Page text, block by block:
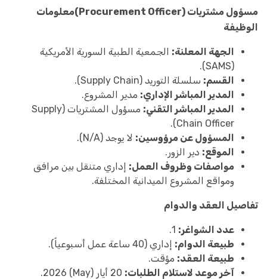
مسؤول مشتريات (Procurement Officer)
معلومات
الوظيفة
الجهة المعلنة: الجمعية الطبية السورية الأمريكية
(SAMS).
القسم: سلسلة التوريد (Supply Chain).
المدير المباشر الإداري: مدير المشروع.
المدير المباشر التقني:
مسؤول المشتريات (Supply
Chain Officer).
المسؤول عن مرؤوسين: لا يوجد (N/A).
الموقع: دير الزور.
مواصفات وظروف العمل: إداري متنقل بين مرافق
ومواقع المشروع الميدانية المختلفة.
تفاصيل العقد والدوام
عدد الشواغر:
طبيعة الدوام: إداري (40 ساعة عمل أسبوعياً).
طبيعة العقد: مؤقت.
آخر موعد لاستلام الطلبات: